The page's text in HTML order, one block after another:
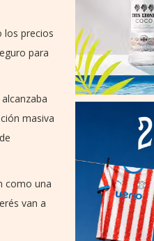
los precios
para
masiva
como una
van a